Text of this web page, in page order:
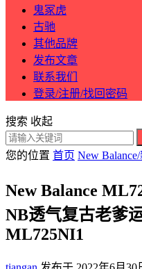
鬼冢虎
古驰
其他品牌
发布文章
联系我们
登录/注册/找回密码
搜索 收起
您的位置 首页 New
New Balance
NB透气复古老爹
ML725NI1